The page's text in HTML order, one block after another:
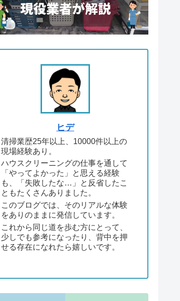
ヒデ
清掃業歴25年以上、10000件以上の
現場経験あり。
ハウスクリーニングの仕事を通して
「やってよかった」と思える経験
も、「失敗したな…」と反省したこ
ともたくさんありました。
このブログでは、そのリアルな体験
をありのままに発信しています。
これから同じ道を歩む方にとって、
少しでも参考になったり、背中を押
せる存在になれたら嬉しいです。